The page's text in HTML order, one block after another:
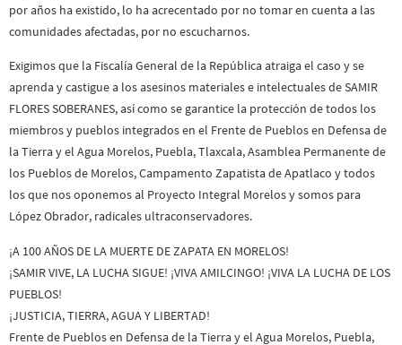
por años ha existido, lo ha acrecentado por no tomar en cuenta a las
comunidades afectadas, por no escucharnos.
Exigimos que la Fiscalía General de la República atraiga el caso y se
aprenda y castigue a los asesinos materiales e intelectuales de SAMIR
FLORES SOBERANES, así como se garantice la protección de todos los
miembros y pueblos integrados en el Frente de Pueblos en Defensa de
la Tierra y el Agua Morelos, Puebla, Tlaxcala, Asamblea Permanente de
los Pueblos de Morelos, Campamento Zapatista de Apatlaco y todos
los que nos oponemos al Proyecto Integral Morelos y somos para
López Obrador, radicales ultraconservadores.
¡A 100 AÑOS DE LA MUERTE DE ZAPATA EN MORELOS!
¡SAMIR VIVE, LA LUCHA SIGUE! ¡VIVA AMILCINGO! ¡VIVA LA LUCHA DE LOS
PUEBLOS!
¡JUSTICIA, TIERRA, AGUA Y LIBERTAD!
Frente de Pueblos en Defensa de la Tierra y el Agua Morelos, Puebla,